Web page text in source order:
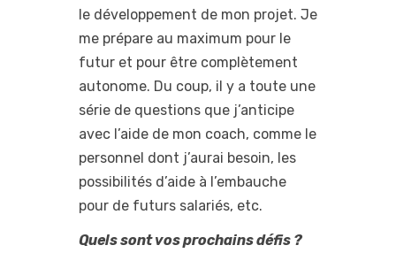
le développement de mon projet. Je
me prépare au maximum pour le
futur et pour être complètement
autonome. Du coup, il y a toute une
série de questions que j’anticipe
avec l’aide de mon coach, comme le
personnel dont j’aurai besoin, les
possibilités d’aide à l’embauche
pour de futurs salariés, etc.
Quels sont vos prochains défis ?